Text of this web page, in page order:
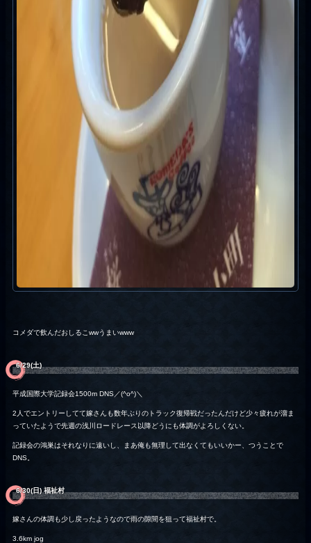
コメダで飲んだおしるこwwうまいwww
6/29(土)
平成国際大学記録会1500m DNS／(^o^)＼
2人でエントリーしてて嫁さんも数年ぶりのトラック復帰戦だったんだけど少々疲れが溜ま
っていたようで先週の浅川ロードレース以降どうにも体調がよろしくない。
記録会の鴻巣はそれなりに遠いし、まあ俺も無理して出なくてもいいかー、つうことで
DNS。
6/30(日) 福祉村
嫁さんの体調も少し戻ったようなので雨の隙間を狙って福祉村で。
3.6km jog